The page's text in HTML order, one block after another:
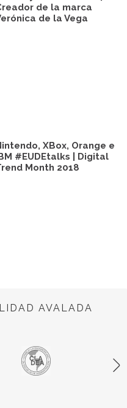
de la marca
de la Vega
XBox, Orange e
IBM #EUDEtalks | Digital
Month 2018
AVALADA